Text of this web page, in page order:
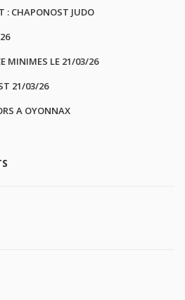
: CHAPONOST JUDO
MINIMES LE 21/03/26
21/03/26
A OYONNAX